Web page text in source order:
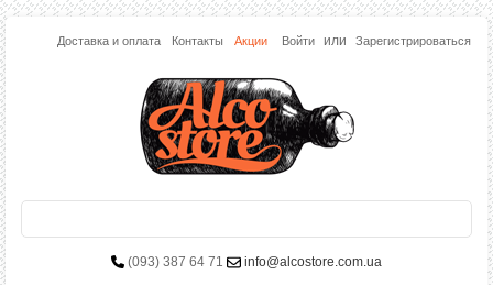
Доставка и оплата Контакты Акции Войти или Зарегистрироваться
(093) 387 64 71 info@alcostore.com.ua